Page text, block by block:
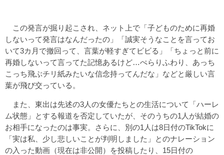
この発言が掘り起こされ、ネット上で「子どものために再婚
しないって発言はなんだったの」「誠実そうなことを言ってお
いて3カ月で撤回って、言葉が軽すぎてビビる」「ちょっと前に
再婚しないって言ってた記憶あるけど…ぺらりふわり、あっち
こっち飛ぶチリ紙みたいな信念持ってんだな」などと厳しい言
葉が飛び交っている。
また、東出は先述の3人の女優たちとの生活について「ハーレ
ム状態」とする報道を否定していたが、そのうちの1人が結婚の
お相手になったのは事実。さらに、別の1人は8日付のTikTokに
「実は私、少し悲しいことが判明しました」とのナレーション
の入った動画（現在は非公開）を投稿したり、15日付の